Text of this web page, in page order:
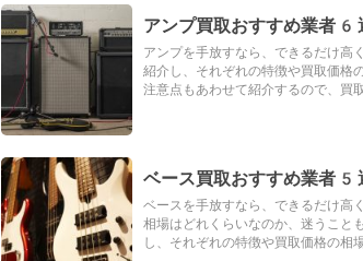
アンプ買取おすすめ業者6
アンプを手放すなら、できるだけ高
紹介し、それぞれの特徴や買取価格
注意点もあわせて紹介するので、買
ベース買取おすすめ業者5
ベースを手放すなら、できるだけ高
相場はどれくらいなのか、迷うこと
し、それぞれの特徴や買取価格の相